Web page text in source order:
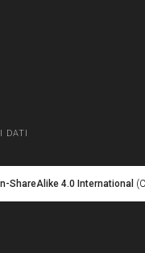
DATI
ShareAlike 4.0 International